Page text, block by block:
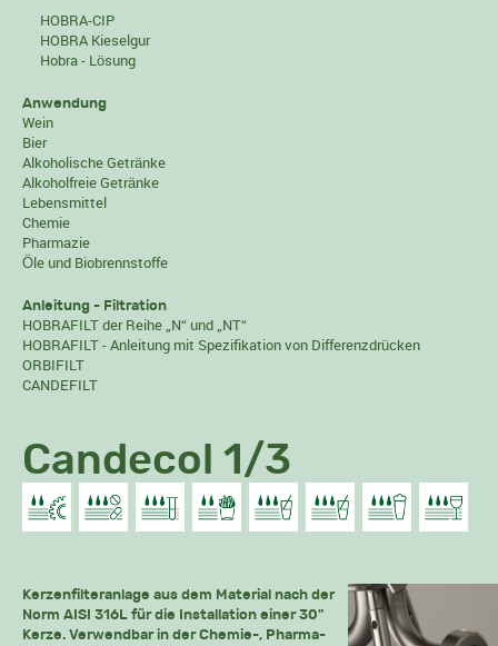
HOBRA-CIP
HOBRA Kieselgur
Hobra - Lösung
Anwendung
Wein
Bier
Alkoholische Getränke
Alkoholfreie Getränke
Lebensmittel
Chemie
Pharmazie
Öle und Biobrennstoffe
Anleitung - Filtration
HOBRAFILT der Reihe „N“ und „NT“
HOBRAFILT - Anleitung mit Spezifikation von Differenzdrücken
ORBIFILT
CANDEFILT
Candecol 1/3
Kerzenfilteranlage aus dem Material nach der
Norm AISI 316L für die Installation einer 30"
Kerze. Verwendbar in der Chemie-, Pharma-